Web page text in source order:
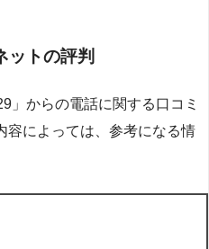
ットの評判
」からの電話に関する口コミ
容によっては、参考になる情